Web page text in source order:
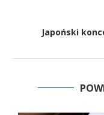
Japoński